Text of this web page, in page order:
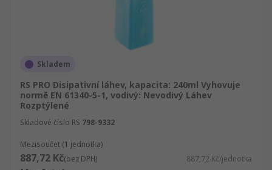
Skladem
RS PRO Disipativní láhev, kapacita: 240ml Vyhovuje
normě EN 61340-5-1, vodivý: Nevodivý Láhev
Rozptýlené
Skladové číslo RS 798-9332
Mezisoučet (1 jednotka)
887,72 Kč(bez DPH) 887,72 Kč/jednotka